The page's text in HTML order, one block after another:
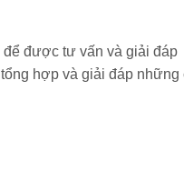
để được tư vấn và giải đáp
hợp và giải đáp những